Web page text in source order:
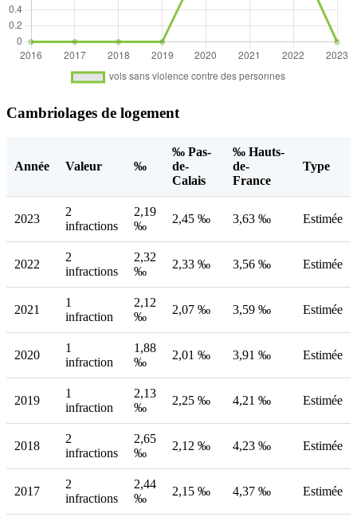
Cambriolages de logement
Année Valeur ‰
‰ Pas-
de-
Calais
‰ Hauts-
de-
France
Type
2023
2
infractions
2,19
‰
2,45 ‰ 3,63 ‰ Estimée
2022
2
infractions
2,32
‰
2,33 ‰ 3,56 ‰ Estimée
2021
1
infraction
2,12
‰
2,07 ‰ 3,59 ‰ Estimée
2020
1
infraction
1,88
‰
2,01 ‰ 3,91 ‰ Estimée
2019
1
infraction
2,13
‰
2,25 ‰ 4,21 ‰ Estimée
2018
2
infractions
2,65
‰
2,12 ‰ 4,23 ‰ Estimée
2017
2
infractions
2,44
‰
2,15 ‰ 4,37 ‰ Estimée